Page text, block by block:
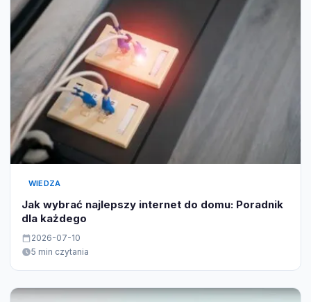
WIEDZA
Jak wybrać najlepszy internet do domu: Poradnik
dla każdego
2026-07-10
5 min czytania